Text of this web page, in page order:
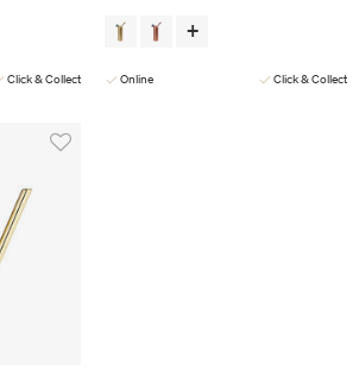
Click & Collect Online Click & Collect